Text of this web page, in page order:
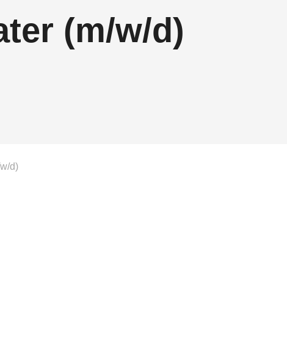
HR:LAB Lösungen
(m/w/d)
d)